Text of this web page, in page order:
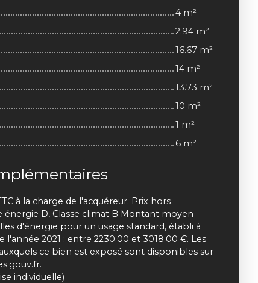
4 m²
2.94 m²
16.67 m²
14 m²
13.73 m²
10 m²
1 m²
6 m²
à la charge de l'acquéreur. Prix hors
énergie D, Classe climat B Montant moyen
d'énergie pour un usage standard, établi à
l'année 2021 : entre 2230.00 et 3018.00 €. Les
ce bien est exposé sont disponibles sur
individuelle)